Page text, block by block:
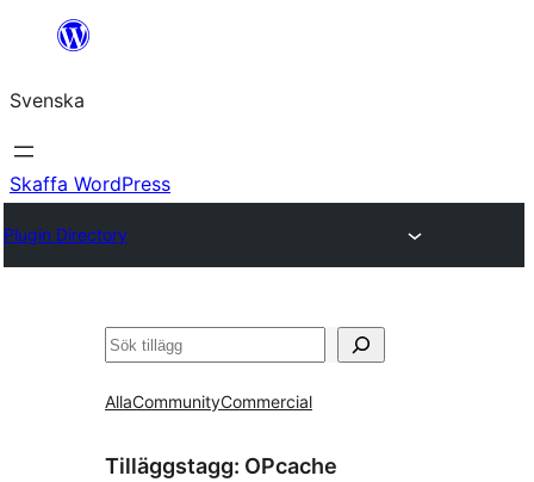
Hoppa
innehåll
Svenska
Skaffa WordPress
Plugin Directory
Sök
AllaCommunityCommercial
Tilläggstagg: OPcache